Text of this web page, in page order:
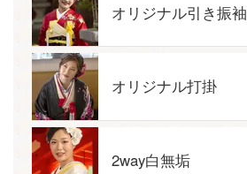
オリジナル引き振袖
オリジナル打掛
2way白無垢